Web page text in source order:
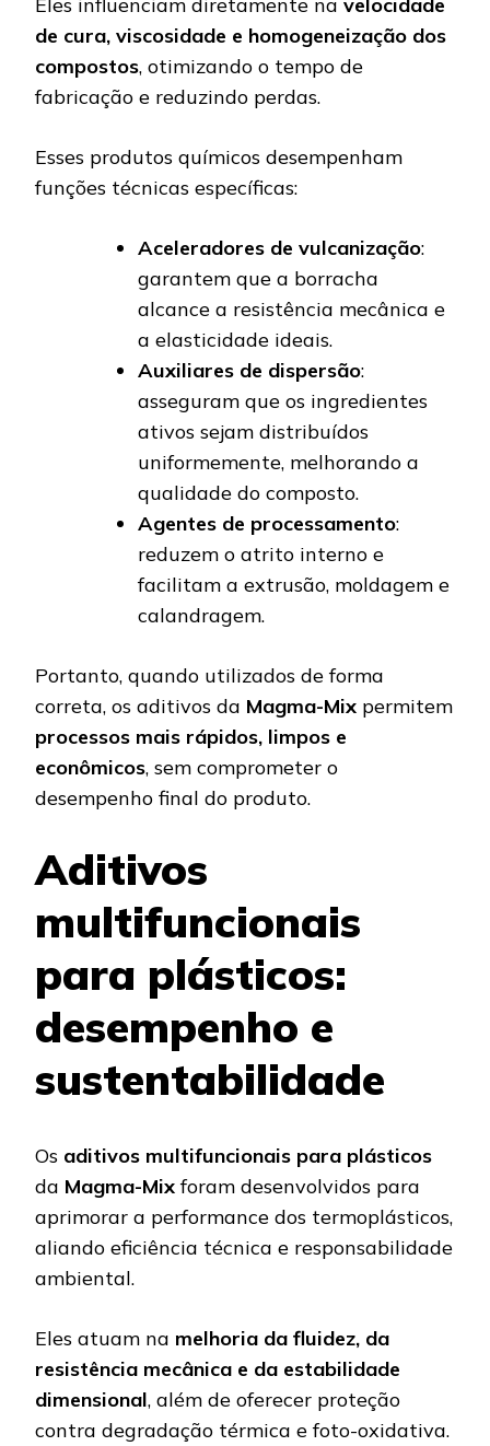
de cura, viscosidade e homogeneização dos
compostos, otimizando o tempo de
fabricação e reduzindo perdas.
Esses produtos químicos desempenham
funções técnicas específicas:
Aceleradores de vulcanização:
garantem que a borracha
alcance a resistência mecânica e
a elasticidade ideais.
Auxiliares de dispersão:
asseguram que os ingredientes
ativos sejam distribuídos
uniformemente, melhorando a
qualidade do composto.
Agentes de processamento:
reduzem o atrito interno e
facilitam a extrusão, moldagem e
calandragem.
Portanto, quando utilizados de forma
correta, os aditivos da Magma-Mix permitem
processos mais rápidos, limpos e
econômicos, sem comprometer o
desempenho final do produto.
Aditivos
multifuncionais
para plásticos:
desempenho e
sustentabilidade
Os aditivos multifuncionais para plásticos
da Magma-Mixforam desenvolvidos para
aprimorar a performance dos termoplásticos,
aliando eficiência técnica e responsabilidade
ambiental.
Eles atuam na melhoria da fluidez, da
resistência mecânica e da estabilidade
dimensional, além de oferecer proteção
contra degradação térmica e foto-oxidativa.